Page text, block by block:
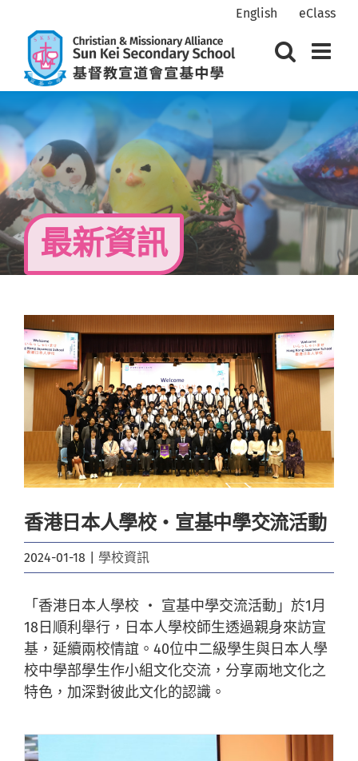
content
English eClass
最新資訊
View
Larger
Image
香港日本人學校‧宣基中學交流活動
2024-01-18 學校資訊
「香港日本人學校 ‧ 宣基中學交流活動」於1月
18日順利舉行，日本人學校師生透過親身來訪宣
基，延續兩校情誼。40位中二級學生與日本人學
校中學部學生作小組文化交流，分享兩地文化之
特色，加深對彼此文化的認識。